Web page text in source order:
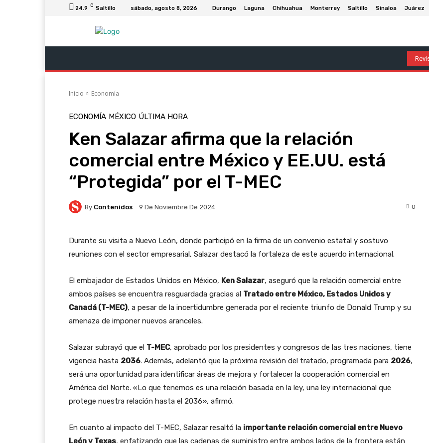
24.9 C Saltillo sábado, agosto 8, 2026 Durango Laguna Chihuahua Monterrey Saltillo Sinaloa Juárez
Economía
Inicio Economía
ECONOMÍA MÉXICO ÚLTIMA HORA
Ken Salazar afirma que la relación
comercial entre México y EE.UU. está
“Protegida” por el T-MEC
By Contenidos 9 De Noviembre De 2024 0
Durante su visita a Nuevo León, donde participó en la firma de un convenio estatal y sostuvo
reuniones con el sector empresarial, Salazar destacó la fortaleza de este acuerdo internacional.
El embajador de Estados Unidos en México, Ken Salazar, aseguró que la relación comercial entre
ambos países se encuentra resguardada gracias al Tratado entre México, Estados Unidos y
Canadá (T-MEC), a pesar de la incertidumbre generada por el reciente triunfo de Donald Trump y su
amenaza de imponer nuevos aranceles.
Salazar subrayó que el T-MEC, aprobado por los presidentes y congresos de las tres naciones, tiene
vigencia hasta 2036. Además, adelantó que la próxima revisión del tratado, programada para 2026,
será una oportunidad para identificar áreas de mejora y fortalecer la cooperación comercial en
América del Norte. «Lo que tenemos es una relación basada en la ley, una ley internacional que
protege nuestra relación hasta el 2036», afirmó.
En cuanto al impacto del T-MEC, Salazar resaltó la importante relación comercial entre Nuevo
León y Texas, enfatizando que las cadenas de suministro entre ambos lados de la frontera están